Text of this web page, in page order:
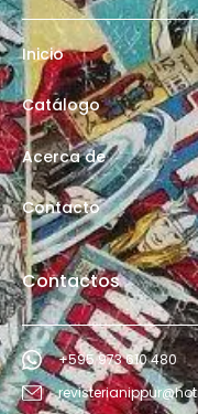
Inicio
Catálogo
Acerca de
Contacto
Contactos
+595 973 610 480